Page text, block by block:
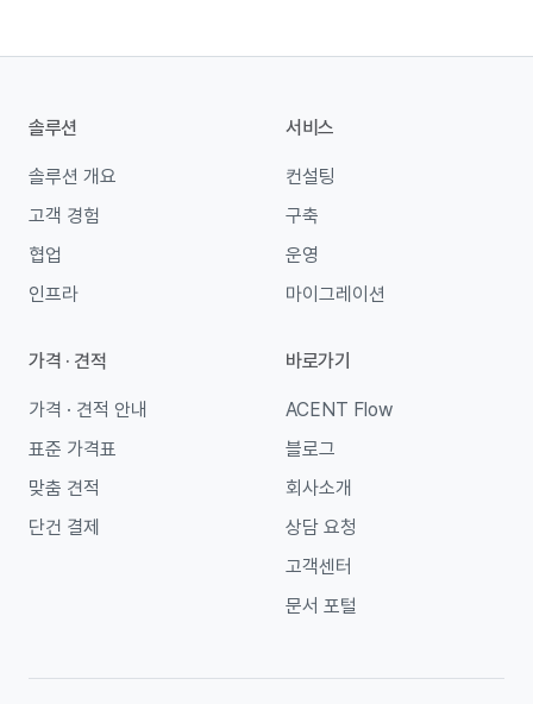
솔루션
솔루션 개요
고객 경험
협업
인프라
서비스
컨설팅
구축
운영
마이그레이션
가격 · 견적
가격 · 견적 안내
표준 가격표
맞춤 견적
단건 결제
바로가기
ACENT Flow
블로그
회사소개
상담 요청
고객센터
문서 포털